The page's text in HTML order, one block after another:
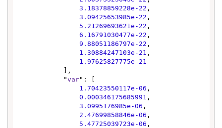
3.18378859228e-22 ,
3.09425653985e-22 ,
5.21269693621e-22 ,
6.16791030477e-22 ,
9.88051186797e-22 ,
1.30884247103e-21 ,
1.97625827775e-21
            "
var": [
1.70423550117e-06 ,
0.000346175685991 ,
3.0995176985e-06 ,
2.47699858846e-06 ,
5.47725039723e-06 ,